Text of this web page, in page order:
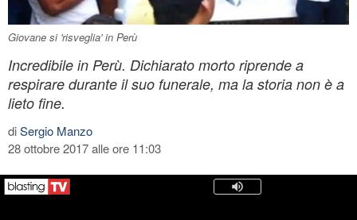
Giovane si 'risveglia' in Perù
Incredibile in Perù. Dichiarato morto riprende a
respirare durante il suo funerale, ma la storia non è a
lieto fine.
diSergio Manzo
28 ottobre 2017 alle ore 11:03